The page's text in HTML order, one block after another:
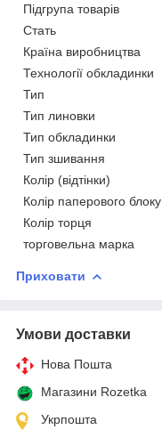
Підгрупа товарів
Стать
Країна виробництва
Технології обкладинки
Тип
Тип линовки
Тип обкладинки
Тип зшивання
Колір (відтінки)
Колір паперового блоку
Колір торця
торговельна марка
Приховати
Умови доставки
Нова Пошта
Магазини Rozetka
Укрпошта